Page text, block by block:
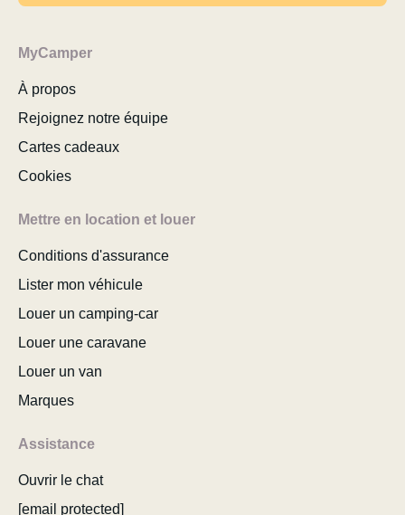
MyCamper
À propos
Rejoignez notre équipe
Cartes cadeaux
Cookies
Mettre en location et louer
Conditions d'assurance
Lister mon véhicule
Louer un camping-car
Louer une caravane
Louer un van
Marques
Assistance
Ouvrir le chat
[email protected]